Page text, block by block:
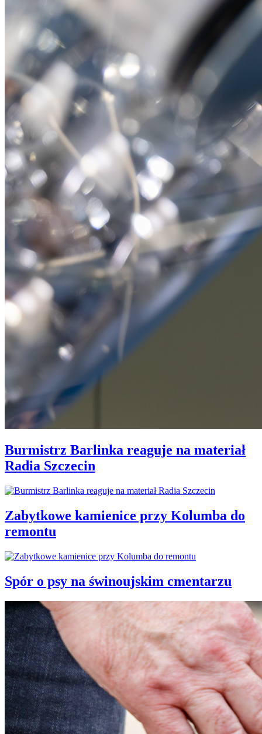
Burmistrz Barlinka reaguje na materiał
Radia Szczecin
Zabytkowe kamienice przy Kolumba do
remontu
Spór o psy na świnoujskim cmentarzu